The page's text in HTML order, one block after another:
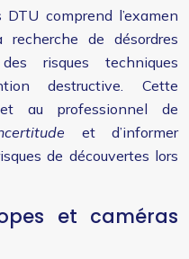
comprend l’examen
de désordres
risques techniques
destructive. Cette
au professionnel de
et d’informer
de découvertes lors
et caméras